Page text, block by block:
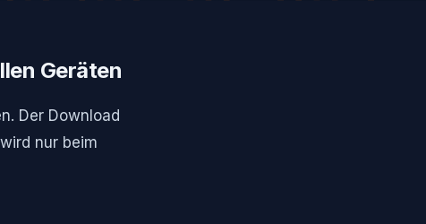
Geräten
Der Download
nur beim